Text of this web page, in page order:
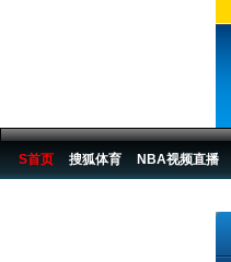
S首页 搜狐体育 NBA视频直播